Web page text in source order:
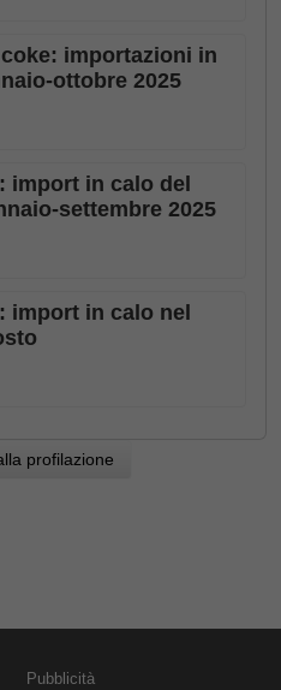
importazioni in
ottobre 2025
import in calo del
settembre 2025
import in calo nel
profilazione
Pubblicità